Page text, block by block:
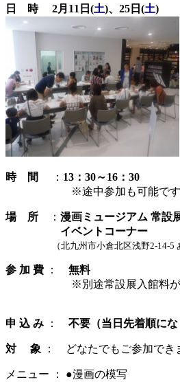
日 時 2月11日(土)、25日(土)
時 間 ： 13：30～16：30
※途中参加も可能です
場所 ： 漫画ミュージアム 常設
イベントコーナー
（北九州市小倉北区浅野2-14-5
参 加 費 ： 無料
※別途常設展入館料が必
申 込 み ： 不要（当日先着順にな
対 象 ： どなたでもご参加でき
メニュー ： ●漫画の模写